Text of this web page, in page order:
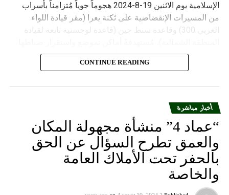
الإسلامية يوم الاثنين 19-8-2024 هجوماً جوياً مُتزامناً بأسراب
من المسيرات الإنقضاضية على ثكنة يعرا (مقر قيادة اللواء
الغربي 300) وقاعدة سنط جين (قاعدة لوجستية تابعة لقيادة
وجنودها وأصابت أهدافها بدقة وأوقعت فيهم عدداً من القتلى
CONTINUE READING
أخبار مباشرة
“عماد 4” منشأة مجهولة المكان
والعمق تطرح السؤال عن الحق
بالحفر تحت الأملاك العامة
والخاصة